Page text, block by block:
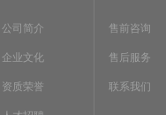
公司简介
企业文化
资质荣誉
售前咨询
售后服务
联系我们